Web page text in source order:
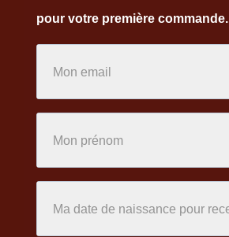
pour votre première commande.